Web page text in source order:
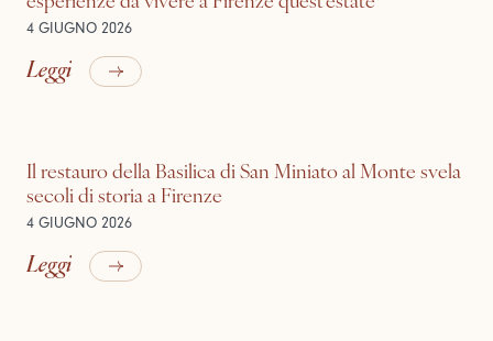
4 GIUGNO 2026
Leggi
Il restauro della Basilica di San Miniato al Monte svela
secoli di storia a Firenze
4 GIUGNO 2026
Leggi